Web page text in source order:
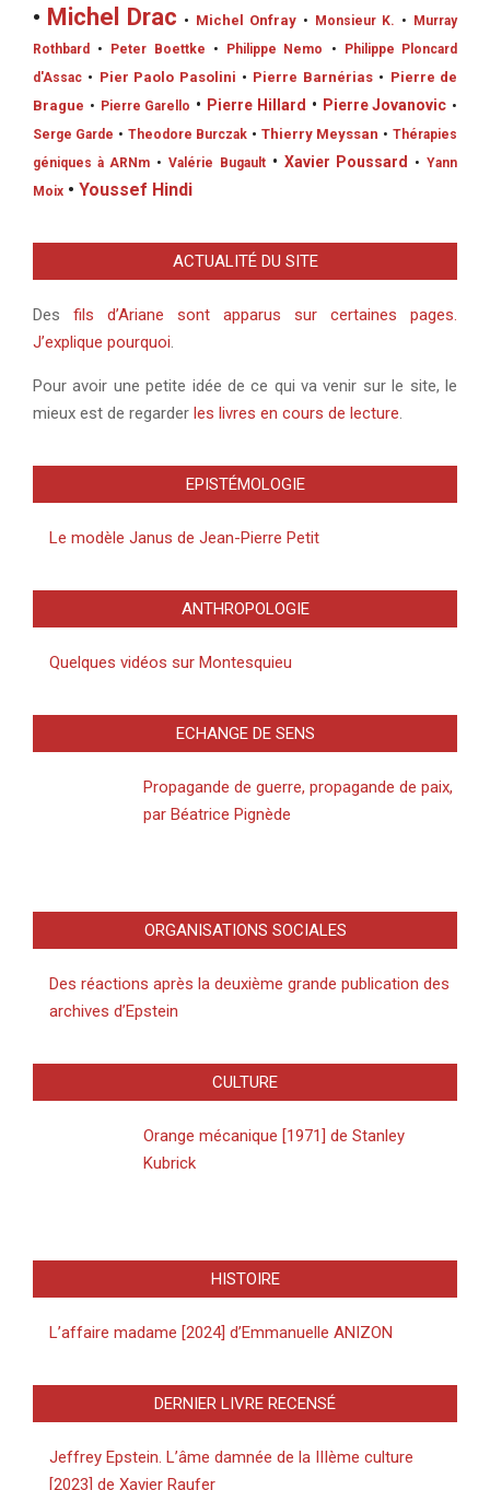
• Michel Drac • Michel Onfray • Monsieur K. •
Murray
Rothbard
• Peter Boettke • Philippe Nemo •
Philippe Ploncard
d'Assac • Pier Paolo Pasolini • Pierre Barnérias • Pierre de
Brague • Pierre Garello • Pierre Hillard • Pierre Jovanovic •
Serge Garde • Theodore Burczak • Thierry Meyssan • Thérapies
géniques à ARNm • Valérie Bugault • Xavier Poussard • Yann
Moix • Youssef Hindi
ACTUALITÉ DU SITE
Des fils d’Ariane sont apparus sur certaines pages.
J’explique pourquoi.
Pour avoir une petite idée de ce qui va venir sur le site, le
mieux est de regarder les livres en cours de lecture.
EPISTÉMOLOGIE
Le modèle Janus de Jean-Pierre Petit
ANTHROPOLOGIE
Quelques vidéos sur Montesquieu
ECHANGE DE SENS
Propagande de guerre, propagande de paix,
par Béatrice Pignède
ORGANISATIONS SOCIALES
Des réactions après la deuxième grande publication des
archives d’Epstein
CULTURE
Orange mécanique [1971] de Stanley
Kubrick
HISTOIRE
L’affaire madame [2024] d’Emmanuelle ANIZON
DERNIER LIVRE RECENSÉ
Jeffrey Epstein. L’âme damnée de la IIIème culture
[2023] de Xavier Raufer